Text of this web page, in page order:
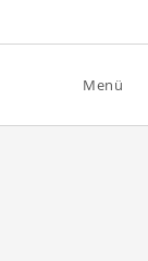
Menü